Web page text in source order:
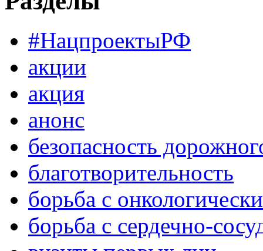
#НацпроектыРФ
акции
акция
анонс
безопасность
благотворительность
борьба с
борьба с сердечно-